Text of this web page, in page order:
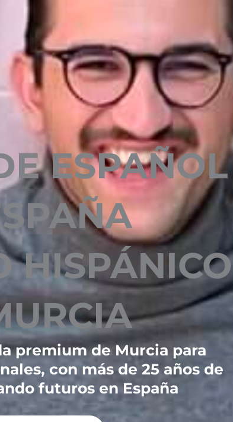
ESPAÑOL
HISPÁNICO
premium de Murcia para
con más de 25 años de
futuros en España